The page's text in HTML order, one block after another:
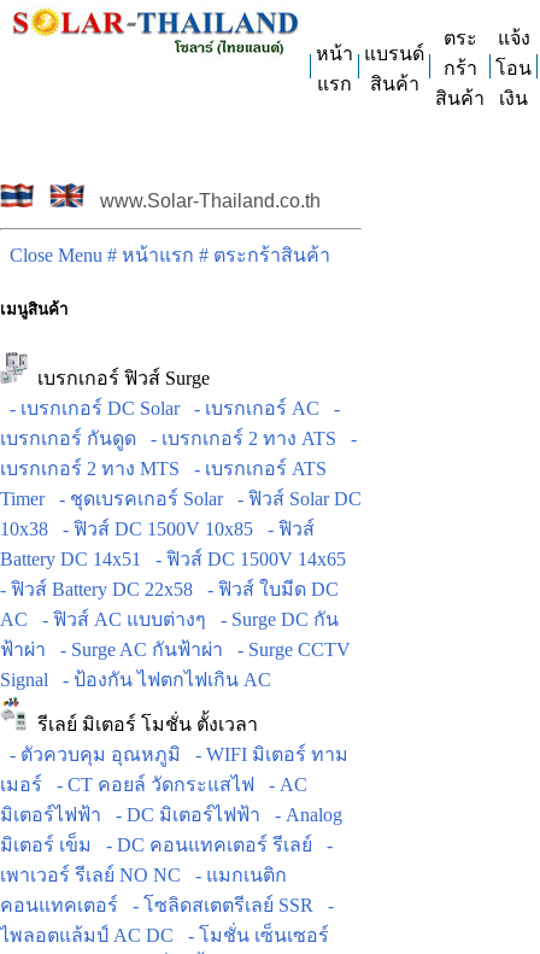
หน้า
แรก
แบรนด์
สินค้า
ตระ
กร้า
สินค้า
แจ้ง
โอน
เงิน
www.Solar-Thailand.co.th
Close Menu # หน้าแรก # ตระกร้าสินค้า
เมนูสินค้า
เบรกเกอร์ ฟิวส์ Surge
- เบรกเกอร์ DC Solar
- เบรกเกอร์ AC
-
เบรกเกอร์ กันดูด
- เบรกเกอร์ 2 ทาง ATS
-
เบรกเกอร์ 2 ทาง MTS
- เบรกเกอร์ ATS
Timer
- ชุดเบรคเกอร์ Solar
- ฟิวส์ Solar DC
10x38
- ฟิวส์ DC 1500V 10x85
- ฟิวส์
Battery DC 14x51
- ฟิวส์ DC 1500V 14x65
- ฟิวส์ Battery DC 22x58
- ฟิวส์ ใบมีด DC
AC
- ฟิวส์ AC แบบต่างๆ
- Surge DC กัน
ฟ้าผ่า
- Surge AC กันฟ้าผ่า
- Surge CCTV
Signal
- ป้องกัน ไฟตกไฟเกิน AC
รีเลย์ มิเตอร์ โมชั่น ตั้งเวลา
- ตัวควบคุม อุณหภูมิ
- WIFI มิเตอร์ ทาม
เมอร์
- CT คอยล์ วัดกระแสไฟ
- AC
มิเตอร์ไฟฟ้า
- DC มิเตอร์ไฟฟ้า
- Analog
มิเตอร์ เข็ม
- DC คอนแทคเตอร์ รีเลย์
-
เพาเวอร์ รีเลย์ NO NC
- แมกเนติก
คอนแทคเตอร์
- โซลิดสเตตรีเลย์ SSR
-
ไพลอตแล้มป์ AC DC
- โมชั่น เซ็นเซอร์